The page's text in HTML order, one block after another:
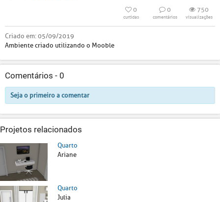
0
curtidas
0
comentários
750
visualizações
Criado em:05/09/2019
Ambiente criado utilizando o Mooble
Comentários - 0
Seja o primeiro a comentar
Projetos relacionados
Quarto
Ariane
Quarto
Julia